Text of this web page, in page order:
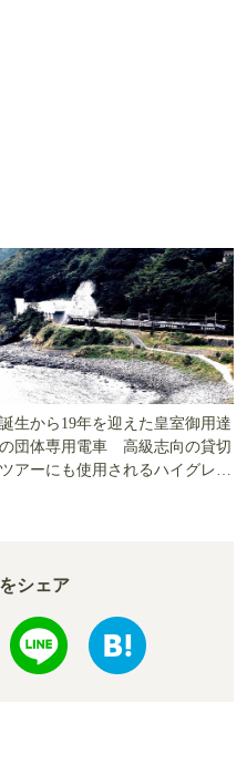
誕生から19年を迎えた皇室御用達
の団体専用電車 高級志向の貸切
ツアーにも使用されるハイグレー
シェア